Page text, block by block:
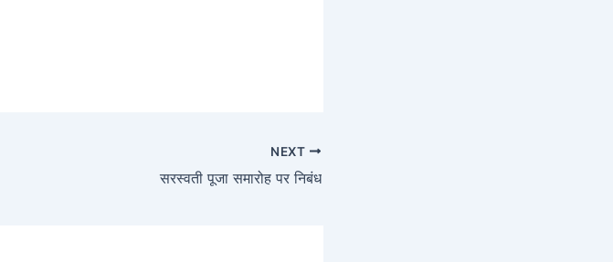
NEXT
सरस्वती पूजा समारोह पर निबंध